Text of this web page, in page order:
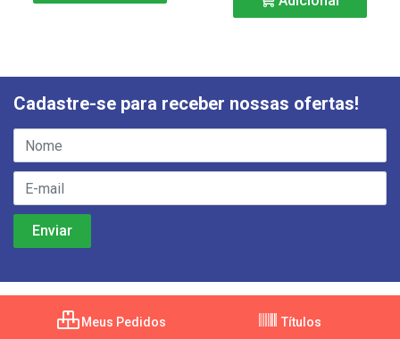
Cadastre-se para receber nossas ofertas!
Meus Pedidos Títulos